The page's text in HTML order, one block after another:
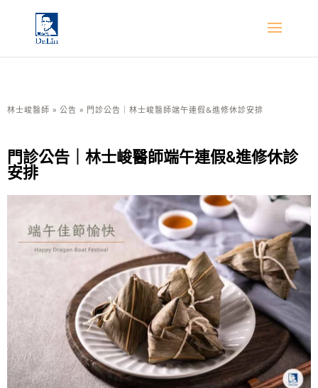
林士峻醫師 » 公告 » 門診公告｜林士峻醫師端午連假&進修休診安排
門診公告｜林士峻醫師端午連假&進修休診
安排